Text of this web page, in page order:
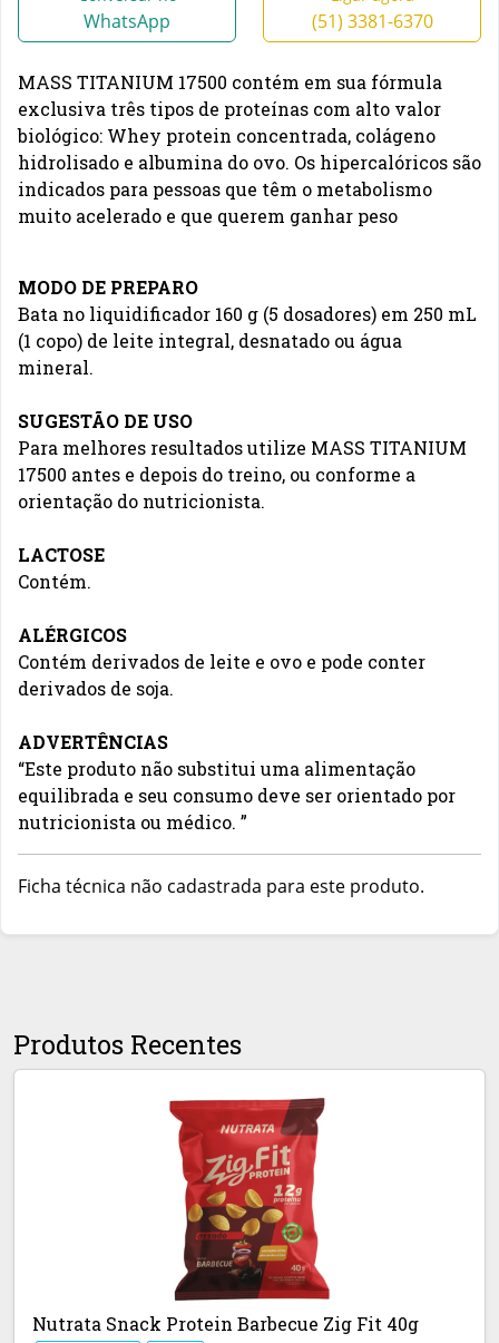
WhatsApp (51) 3381-6370
MASS TITANIUM 17500 contém em sua fórmula
exclusiva três tipos de proteínas com alto valor
biológico: Whey protein concentrada, colágeno
hidrolisado e albumina do ovo. Os hipercalóricos são
indicados para pessoas que têm o metabolismo
muito acelerado e que querem ganhar peso
MODO DE PREPARO
Bata no liquidificador 160 g (5 dosadores) em 250 mL
(1 copo) de leite integral, desnatado ou água
mineral.
SUGESTÃO DE USO
Para melhores resultados utilize MASS TITANIUM
17500 antes e depois do treino, ou conforme a
orientação do nutricionista.
LACTOSE
Contém.
ALÉRGICOS
Contém derivados de leite e ovo e pode conter
derivados de soja.
ADVERTÊNCIAS
“Este produto não substitui uma alimentação
equilibrada e seu consumo deve ser orientado por
nutricionista ou médico. ”
Ficha técnica não cadastrada para este produto.
Produtos Recentes
Nutrata Snack Protein Barbecue Zig Fit 40g